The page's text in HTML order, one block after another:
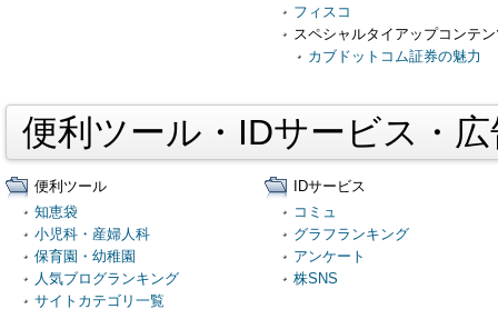
フィスコ
スペシャルタイアップコンテ
カブドットコム証券の魅力
便利ツール・IDサービス・
便利ツール
知恵袋
小児科・産婦人科
保育園・幼稚園
人気ブログランキング
サイトカテゴリ一覧
IDサービス
コミュ
グラフランキング
アンケート
株SNS